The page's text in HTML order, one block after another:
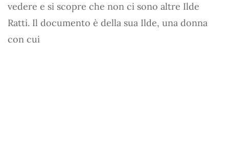
vedere e si scopre che non ci sono altre Ilde
Ratti. Il documento è della sua Ilde, una donna
con cui